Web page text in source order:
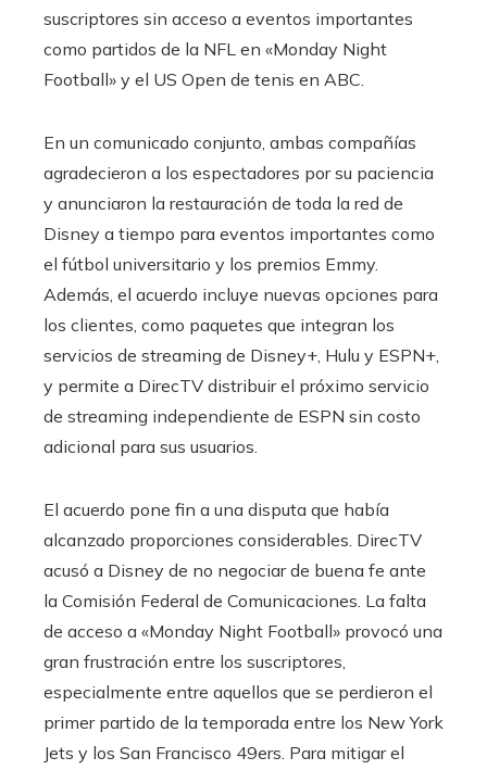
suscriptores sin acceso a eventos importantes
como partidos de la NFL en «Monday Night
Football» y el US Open de tenis en ABC.
En un comunicado conjunto, ambas compañías
agradecieron a los espectadores por su paciencia
y anunciaron la restauración de toda la red de
Disney a tiempo para eventos importantes como
el fútbol universitario y los premios Emmy.
Además, el acuerdo incluye nuevas opciones para
los clientes, como paquetes que integran los
servicios de streaming de Disney+, Hulu y ESPN+,
y permite a DirecTV distribuir el próximo servicio
de streaming independiente de ESPN sin costo
adicional para sus usuarios.
El acuerdo pone fin a una disputa que había
alcanzado proporciones considerables. DirecTV
acusó a Disney de no negociar de buena fe ante
la Comisión Federal de Comunicaciones. La falta
de acceso a «Monday Night Football» provocó una
gran frustración entre los suscriptores,
especialmente entre aquellos que se perdieron el
primer partido de la temporada entre los New York
Jets y los San Francisco 49ers. Para mitigar el